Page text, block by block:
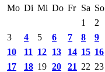
Mo Di Mi Do Fr Sa So
1
2
3
4 5 6 7 8
9
10
11 12 13 14 15 16
17
18 19 20 21 22 23